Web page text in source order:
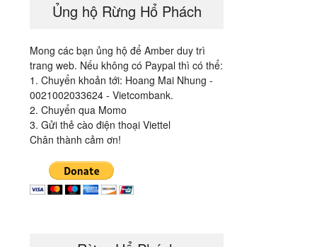
Ủng hộ Rừng Hổ Phách
Mong các bạn ủng hộ để Amber duy trì
trang web. Nếu không có Paypal thì có thể:
1. Chuyển khoản tới: Hoang Mai Nhung -
0021002033624 - Vietcombank.
2. Chuyển qua Momo
3. Gửi thẻ cào điện thoại Viettel
Chân thành cảm ơn!